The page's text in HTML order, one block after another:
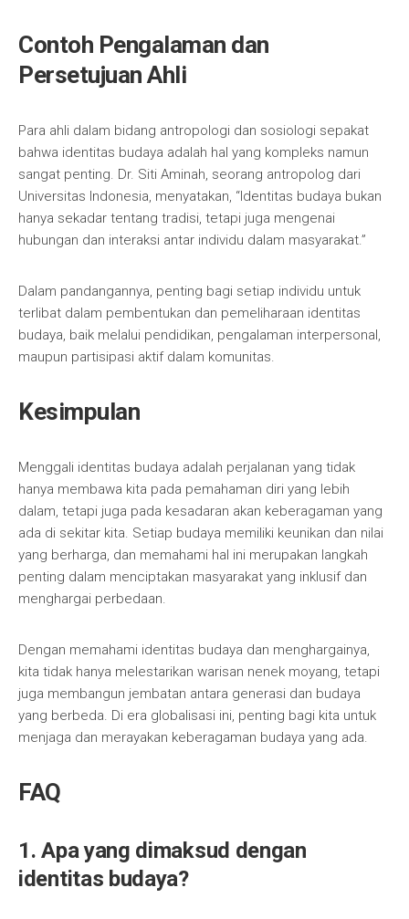
Contoh Pengalaman dan
Persetujuan Ahli
Para ahli dalam bidang antropologi dan sosiologi sepakat
bahwa identitas budaya adalah hal yang kompleks namun
sangat penting. Dr. Siti Aminah, seorang antropolog dari
Universitas Indonesia, menyatakan, “Identitas budaya bukan
hanya sekadar tentang tradisi, tetapi juga mengenai
hubungan dan interaksi antar individu dalam masyarakat.”
Dalam pandangannya, penting bagi setiap individu untuk
terlibat dalam pembentukan dan pemeliharaan identitas
budaya, baik melalui pendidikan, pengalaman interpersonal,
maupun partisipasi aktif dalam komunitas.
Kesimpulan
Menggali identitas budaya adalah perjalanan yang tidak
hanya membawa kita pada pemahaman diri yang lebih
dalam, tetapi juga pada kesadaran akan keberagaman yang
ada di sekitar kita. Setiap budaya memiliki keunikan dan nilai
yang berharga, dan memahami hal ini merupakan langkah
penting dalam menciptakan masyarakat yang inklusif dan
menghargai perbedaan.
Dengan memahami identitas budaya dan menghargainya,
kita tidak hanya melestarikan warisan nenek moyang, tetapi
juga membangun jembatan antara generasi dan budaya
yang berbeda. Di era globalisasi ini, penting bagi kita untuk
menjaga dan merayakan keberagaman budaya yang ada.
FAQ
1. Apa yang dimaksud dengan
identitas budaya?